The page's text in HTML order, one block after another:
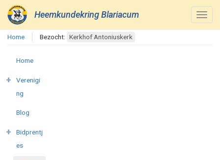
Heemkundekring Blariacum
Home Bezocht: Kerkhof Antoniuskerk
Home
Verenigi
ng
Blog
Bidprentj
es